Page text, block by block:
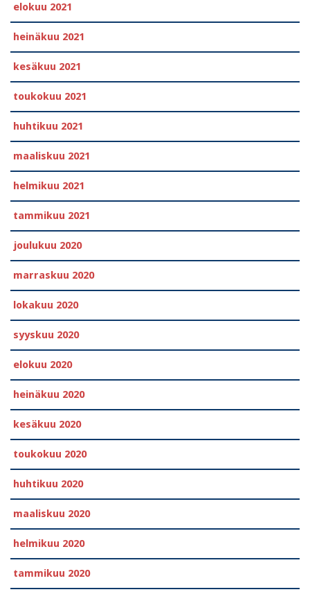
elokuu 2021
heinäkuu 2021
kesäkuu 2021
toukokuu 2021
huhtikuu 2021
maaliskuu 2021
helmikuu 2021
tammikuu 2021
joulukuu 2020
marraskuu 2020
lokakuu 2020
syyskuu 2020
elokuu 2020
heinäkuu 2020
kesäkuu 2020
toukokuu 2020
huhtikuu 2020
maaliskuu 2020
helmikuu 2020
tammikuu 2020